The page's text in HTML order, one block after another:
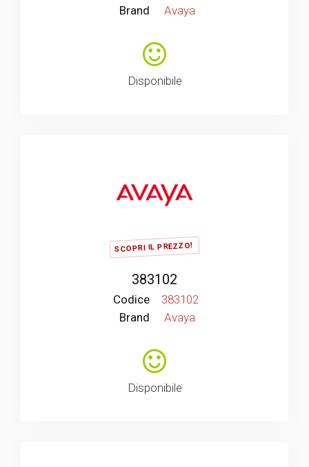
Brand
Avaya
Disponibile
SCOPRI IL PREZZO!
383102
Codice
383102
Brand
Avaya
Disponibile